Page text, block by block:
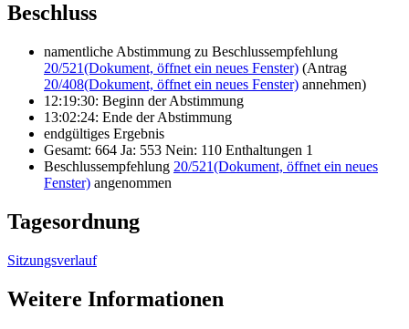
Beschluss
namentliche Abstimmung zu Beschlussempfehlung
20/521(Dokument, öffnet ein neues Fenster) (Antrag
20/408(Dokument, öffnet ein neues Fenster) annehmen)
12:19:30: Beginn der Abstimmung
13:02:24: Ende der Abstimmung
endgültiges Ergebnis
Gesamt: 664 Ja: 553 Nein: 110 Enthaltungen 1
Beschlussempfehlung 20/521(Dokument, öffnet ein neues
Fenster) angenommen
Tagesordnung
Sitzungsverlauf
Weitere Informationen